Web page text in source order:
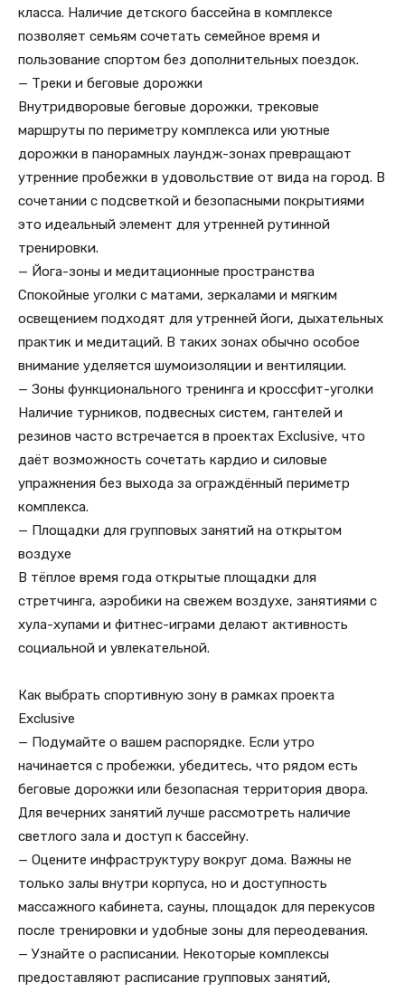
класса. Наличие детского бассейна в комплексе
позволяет семьям сочетать семейное время и
пользование спортом без дополнительных поездок.
— Треки и беговые дорожки
Внутридворовые беговые дорожки, трековые
маршруты по периметру комплекса или уютные
дорожки в панорамных лаундж-зонах превращают
утренние пробежки в удовольствие от вида на город. В
сочетании с подсветкой и безопасными покрытиями
это идеальный элемент для утренней рутинной
тренировки.
— Йога-зоны и медитационные пространства
Спокойные уголки с матами, зеркалами и мягким
освещением подходят для утренней йоги, дыхательных
практик и медитаций. В таких зонах обычно особое
внимание уделяется шумоизоляции и вентиляции.
— Зоны функционального тренинга и кроссфит-уголки
Наличие турников, подвесных систем, гантелей и
резинов часто встречается в проектах Exclusive, что
даёт возможность сочетать кардио и силовые
упражнения без выхода за ограждённый периметр
комплекса.
— Площадки для групповых занятий на открытом
воздухе
В тёплое время года открытые площадки для
стретчинга, аэробики на свежем воздухе, занятиями с
хула-хупами и фитнес-играми делают активность
социальной и увлекательной.
Как выбрать спортивную зону в рамках проекта
Exclusive
— Подумайте о вашем распорядке. Если утро
начинается с пробежки, убедитесь, что рядом есть
беговые дорожки или безопасная территория двора.
Для вечерних занятий лучше рассмотреть наличие
светлого зала и доступ к бассейну.
— Оцените инфраструктуру вокруг дома. Важны не
только залы внутри корпуса, но и доступность
массажного кабинета, сауны, площадок для перекусов
после тренировки и удобные зоны для переодевания.
— Узнайте о расписании. Некоторые комплексы
предоставляют расписание групповых занятий,